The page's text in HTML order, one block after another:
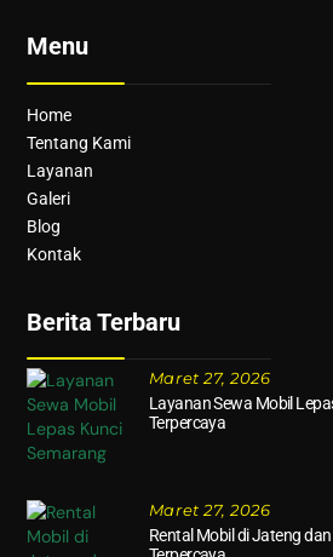
Menu
Home
Tentang Kami
Layanan
Galeri
Blog
Kontak
Berita Terbaru
Maret 27, 2026
Layanan Sewa Mobil
Terpercaya
Maret 27, 2026
Rental Mobil di Jateng